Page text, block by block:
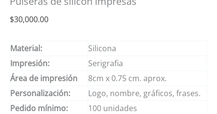
$30,000.00
Material:
Silicona
Impresión:
Serigrafia
Área de impresión
8cm x 0.75 cm. aprox.
Personalización:
Logo, nombre, gráficos, frases.
Pedido mínimo:
100 unidades